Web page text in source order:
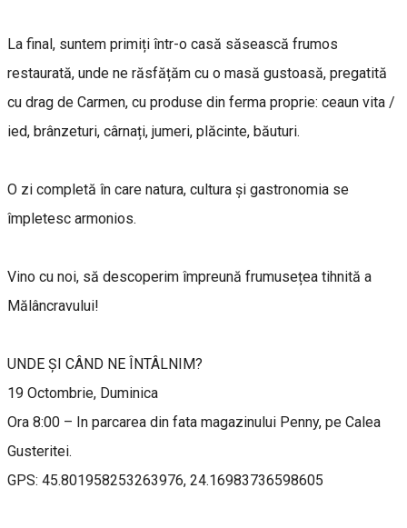
La final, suntem primiți într-o casă săsească frumos
restaurată, unde ne răsfățăm cu o masă gustoasă, pregatită
cu drag de Carmen, cu produse din ferma proprie: ceaun vita /
ied, brânzeturi, cârnați, jumeri, plăcinte, băuturi.
O zi completă în care natura, cultura și gastronomia se
împletesc armonios.
Vino cu noi, să descoperim împreună frumusețea tihnită a
Mălâncravului!
UNDE ȘI CÂND NE ÎNTÂLNIM?
19 Octombrie, Duminica
Ora 8:00 – In parcarea din fata magazinului Penny, pe Calea
Gusteritei.
GPS: 45.801958253263976, 24.16983736598605